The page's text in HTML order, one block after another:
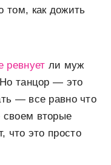
том, как дожить
ревнует ли муж
Но танцор — это
— все равно что
своем вторые
что это просто